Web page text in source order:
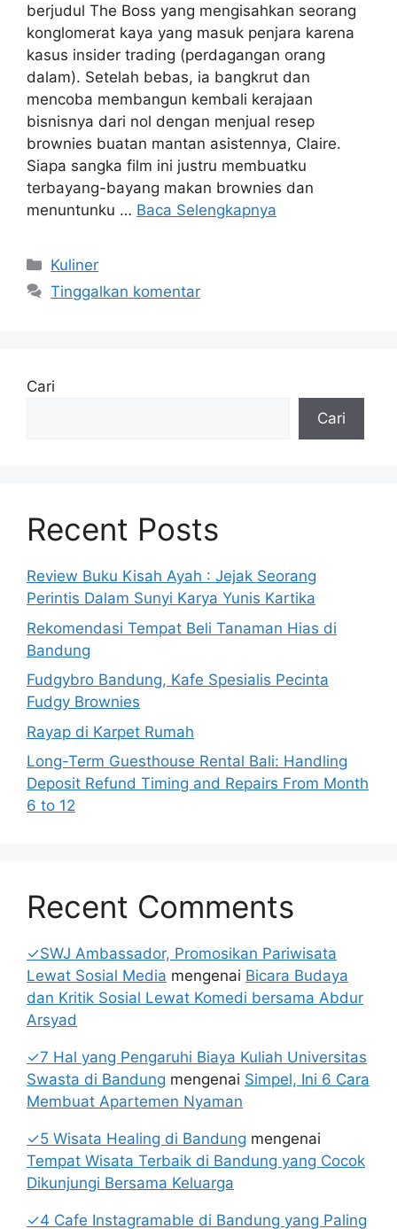
berjudul The Boss yang mengisahkan seorang
konglomerat kaya yang masuk penjara karena
kasus insider trading (perdagangan orang
dalam). Setelah bebas, ia bangkrut dan
mencoba membangun kembali kerajaan
bisnisnya dari nol dengan menjual resep
brownies buatan mantan asistennya, Claire.
Siapa sangka film ini justru membuatku
terbayang-bayang makan brownies dan
menuntunku … Baca Selengkapnya
Kategori
Kuliner
Tinggalkan komentar
Cari
Cari
Recent Posts
Review Buku Kisah Ayah : Jejak Seorang
Perintis Dalam Sunyi Karya Yunis Kartika
Rekomendasi Tempat Beli Tanaman Hias di
Bandung
Fudgybro Bandung, Kafe Spesialis Pecinta
Fudgy Brownies
Rayap di Karpet Rumah
Long-Term Guesthouse Rental Bali: Handling
Deposit Refund Timing and Repairs From Month
6 to 12
Recent Comments
✓SWJ Ambassador, Promosikan Pariwisata
Lewat Sosial Media mengenai Bicara Budaya
dan Kritik Sosial Lewat Komedi bersama Abdur
Arsyad
✓7 Hal yang Pengaruhi Biaya Kuliah Universitas
Swasta di Bandung mengenai Simpel, Ini 6 Cara
Membuat Apartemen Nyaman
✓5 Wisata Healing di Bandung mengenai
Tempat Wisata Terbaik di Bandung yang Cocok
Dikunjungi Bersama Keluarga
✓4 Cafe Instagramable di Bandung yang Paling